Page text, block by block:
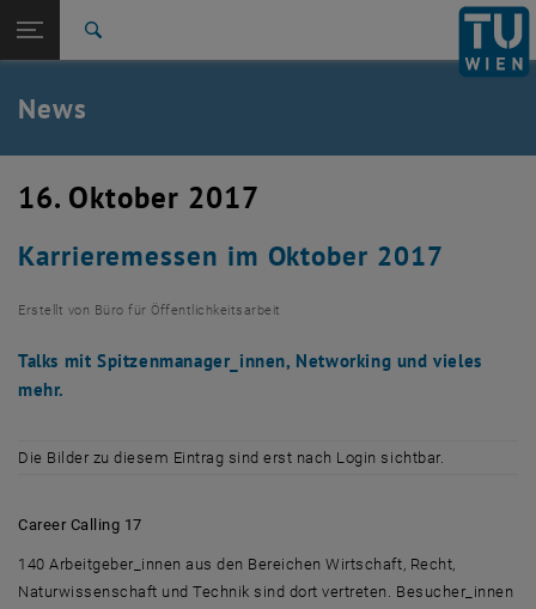
TU Login
Quicklinks
Quicklinks-Menü umschalten
Studium
Zurück: Subseiten von Aktuelles auflisten
Zurück zur letzten Ebene:
Aktuelles
News
News
16. Oktober 2017
Karrieremessen im Oktober 2017
Erstellt von Büro für Öffentlichkeitsarbeit
Talks mit Spitzenmanager_innen, Networking und vieles
mehr.
Die Bilder zu diesem Eintrag sind erst nach Login sichtbar.
Career Calling 17
140 Arbeitgeber_innen aus den Bereichen Wirtschaft, Recht,
Naturwissenschaft und Technik sind dort vertreten. Besucher_innen